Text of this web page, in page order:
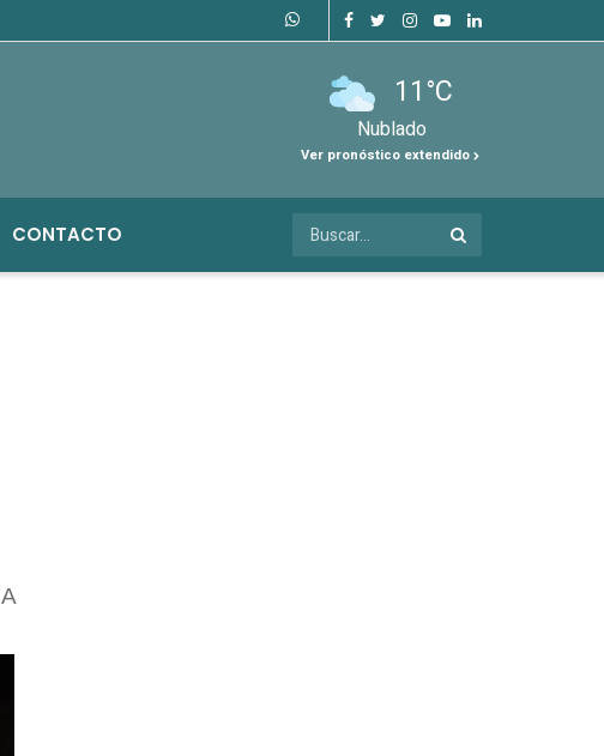
11°C
Nublado
Ver pronóstico extendido
CONTACTO
A